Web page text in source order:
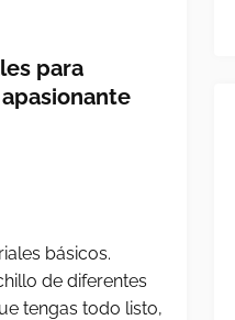
para
básicos.
de diferentes
tengas todo listo,